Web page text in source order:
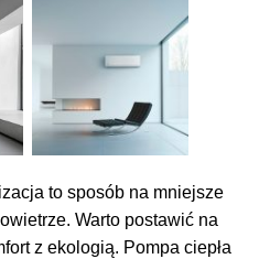
to sposób na mniejsze
Warto postawić na
z ekologią. Pompa ciepła